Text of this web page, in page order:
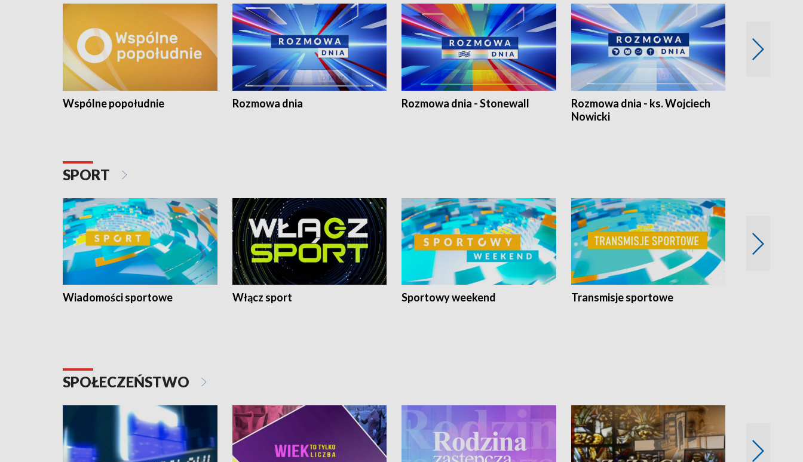
Wspólne popołudnie Rozmowa dnia Rozmowa dnia - Stonewall
Rozmowa dnia - ks. Wojciech
Nowicki
SPORT
Wiadomości sportowe Włącz sport Sportowy weekend Transmisje sportowe
SPOŁECZEŃSTWO